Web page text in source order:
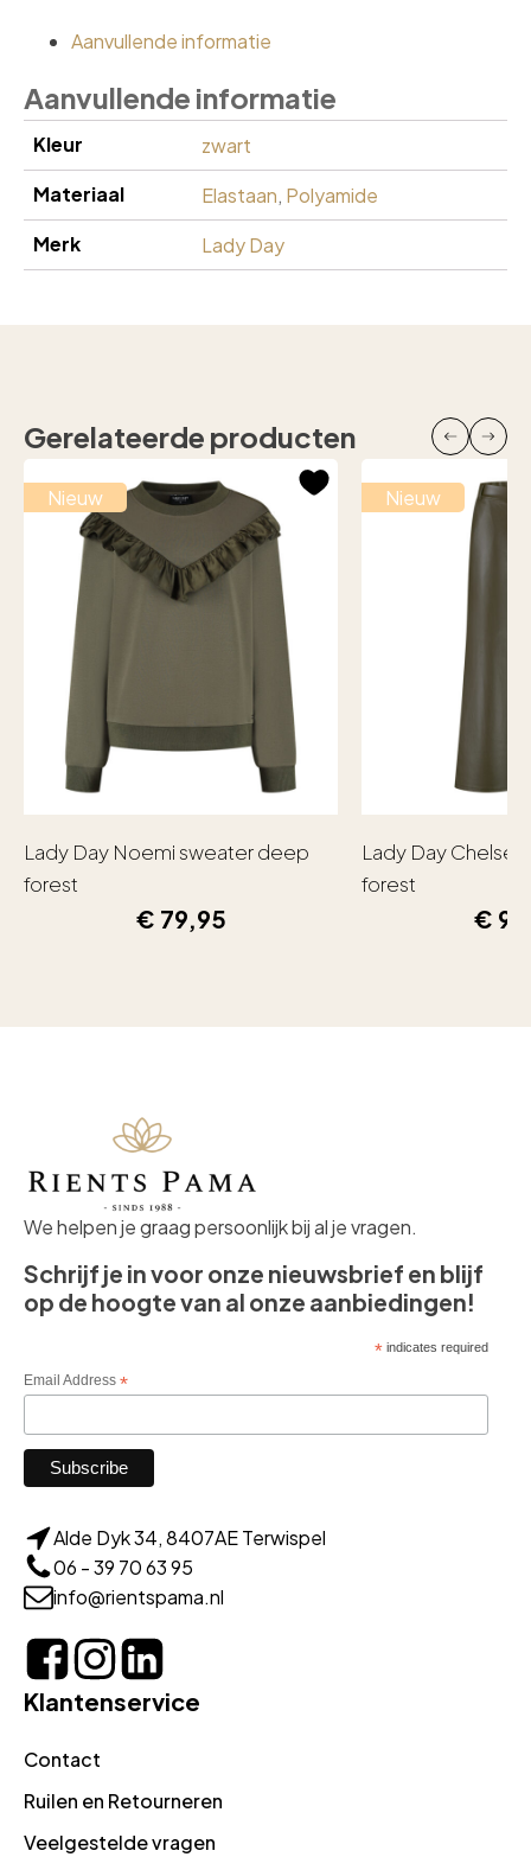
Aanvullende informatie
Aanvullende informatie
Kleur
zwart
Materiaal
Elastaan, Polyamide
Merk
Lady Day
Gerelateerde producten
Nieuw
Lady Day Noemi sweater deep
forest
€ 79,95
Nieuw
Lady Day
forest
€
We helpen je graag persoonlijk bij al je vragen.
Schrijf je in voor onze nieuwsbrief en blijf
op de hoogte van al onze aanbiedingen!
*indicates required
Email Address *
Alde Dyk 34, 8407AE Terwispel
06 - 39 70 63 95
info@rientspama.nl
Klantenservice
Contact
Ruilen en Retourneren
Veelgestelde vragen